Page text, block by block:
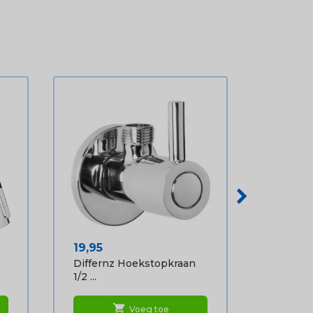
Prijs
19,95
Differnz Hoekstopkraan
1/2 ...
shopping_cart Voeg toe